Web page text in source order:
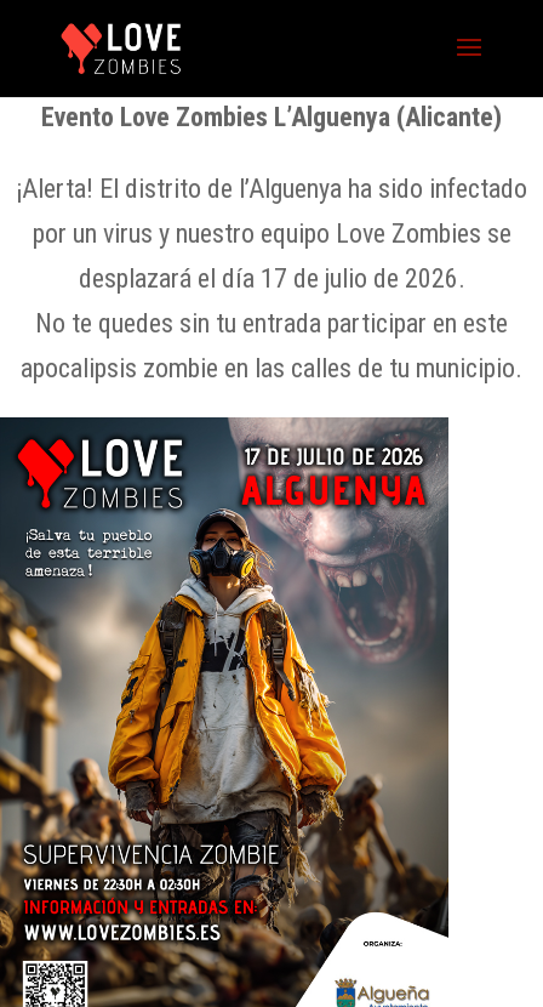
Evento Love Zombies L’Alguenya (Alicante)
¡Alerta! El distrito de l’Alguenya ha sido infectado
por un virus y nuestro equipo Love Zombies se
desplazará el día 17 de julio de 2026.
No te quedes sin tu entrada participar en este
apocalipsis zombie en las calles de tu municipio.